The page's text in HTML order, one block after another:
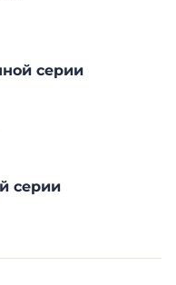
серии
серии